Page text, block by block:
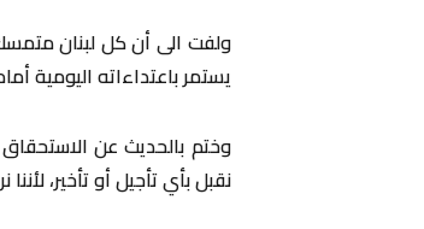
يستمر باعتداءاته اليومية
وختم بالحديث عن الاستحقاق
نقبل بأي تأجيل أو تأخير،